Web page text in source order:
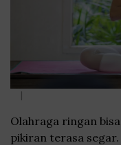
|
Olahraga ringan
pikiran terasa